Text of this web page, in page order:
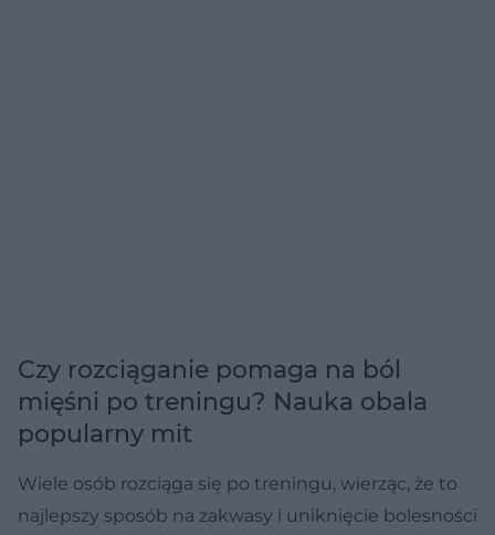
Czy rozciąganie pomaga na ból
mięśni po treningu? Nauka obala
popularny mit
Wiele osób rozciąga się po treningu, wierząc, że to
najlepszy sposób na zakwasy i uniknięcie bolesności